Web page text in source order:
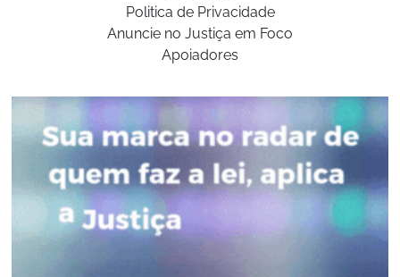
Politica de Privacidade
Anuncie no Justiça em Foco
Apoiadores